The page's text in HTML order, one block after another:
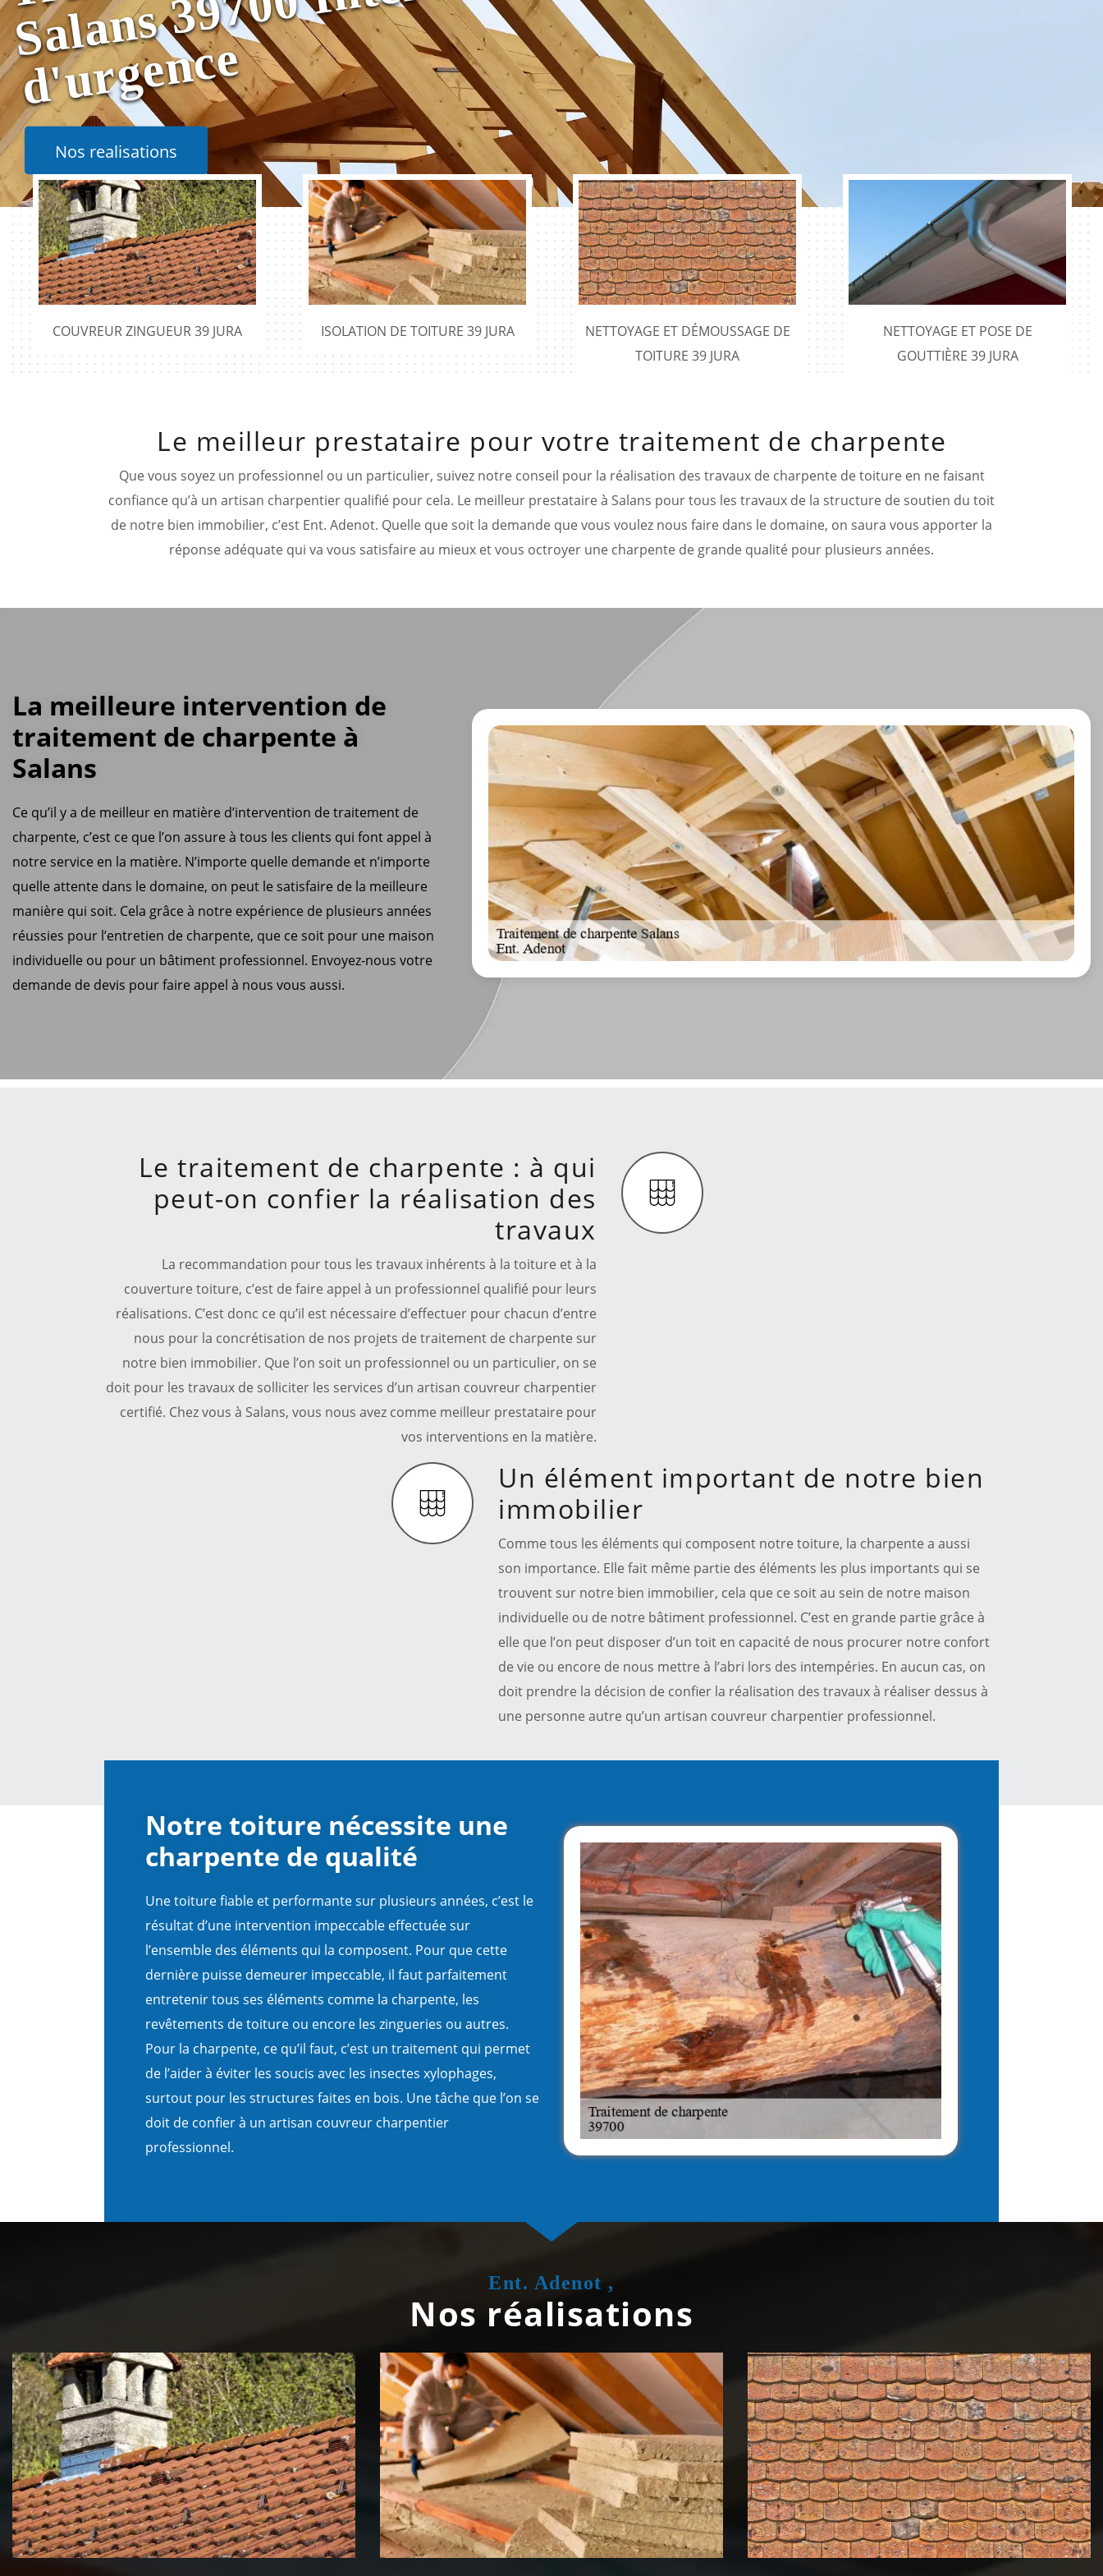
e
Nos realisations
COUVREUR ZINGUEUR 39 JURA ISOLATION DE TOITURE 39 JURA
NETTOYAGE ET DÉMOUSSAGE DE
TOITURE 39 JURA
NETTOYAGE ET POSE DE
GOUTTIÈRE 39 JURA
Le meilleur prestataire pour votre traitement de charpente
Que vous soyez un professionnel ou un particulier, suivez notre conseil pour la réalisation des travaux de charpente de toiture en ne faisant
confiance qu’à un artisan charpentier qualifié pour cela. Le meilleur prestataire à Salans pour tous les travaux de la structure de soutien du toit
de notre bien immobilier, c’est Ent. Adenot. Quelle que soit la demande que vous voulez nous faire dans le domaine, on saura vous apporter la
réponse adéquate qui va vous satisfaire au mieux et vous octroyer une charpente de grande qualité pour plusieurs années.
La meilleure intervention de
traitement de charpente à
Salans
Ce qu’il y a de meilleur en matière d’intervention de traitement de
charpente, c’est ce que l’on assure à tous les clients qui font appel à
notre service en la matière. N’importe quelle demande et n’importe
quelle attente dans le domaine, on peut le satisfaire de la meilleure
manière qui soit. Cela grâce à notre expérience de plusieurs années
réussies pour l’entretien de charpente, que ce soit pour une maison
individuelle ou pour un bâtiment professionnel. Envoyez-nous votre
demande de devis pour faire appel à nous vous aussi.
Le traitement de charpente : à qui
peut-on confier la réalisation des
travaux
La recommandation pour tous les travaux inhérents à la toiture et à la
couverture toiture, c’est de faire appel à un professionnel qualifié pour leurs
réalisations. C’est donc ce qu’il est nécessaire d’effectuer pour chacun d’entre
nous pour la concrétisation de nos projets de traitement de charpente sur
notre bien immobilier. Que l’on soit un professionnel ou un particulier, on se
doit pour les travaux de solliciter les services d’un artisan couvreur charpentier
certifié. Chez vous à Salans, vous nous avez comme meilleur prestataire pour
vos interventions en la matière.
Un élément important de notre bien
immobilier
Comme tous les éléments qui composent notre toiture, la charpente a aussi
son importance. Elle fait même partie des éléments les plus importants qui se
trouvent sur notre bien immobilier, cela que ce soit au sein de notre maison
individuelle ou de notre bâtiment professionnel. C’est en grande partie grâce à
elle que l’on peut disposer d’un toit en capacité de nous procurer notre confort
de vie ou encore de nous mettre à l’abri lors des intempéries. En aucun cas, on
doit prendre la décision de confier la réalisation des travaux à réaliser dessus à
une personne autre qu’un artisan couvreur charpentier professionnel.
Notre toiture nécessite une
charpente de qualité
Une toiture fiable et performante sur plusieurs années, c’est le
résultat d’une intervention impeccable effectuée sur
l’ensemble des éléments qui la composent. Pour que cette
dernière puisse demeurer impeccable, il faut parfaitement
entretenir tous ses éléments comme la charpente, les
revêtements de toiture ou encore les zingueries ou autres.
Pour la charpente, ce qu’il faut, c’est un traitement qui permet
de l’aider à éviter les soucis avec les insectes xylophages,
surtout pour les structures faites en bois. Une tâche que l’on se
doit de confier à un artisan couvreur charpentier
professionnel.
Ent. Adenot ,
Nos réalisations
Couvreur zingueur 39 Jura Isolation de toiture 39 Jura
Nettoyage et démoussage de
toiture 39 Jura